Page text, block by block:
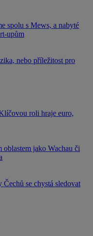
spolu s Mews, a nabyté
upům
nebo příležitost pro
roli hraje euro,
jako Wachau či
se chystá sledovat